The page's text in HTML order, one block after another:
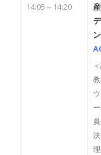
14:05～14:20